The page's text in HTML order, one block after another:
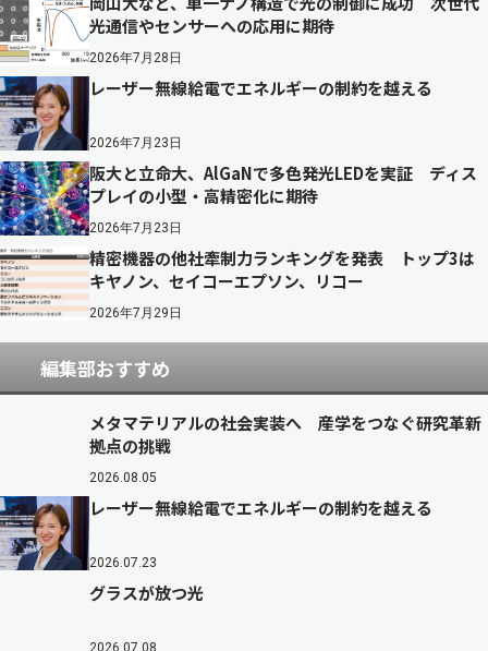
光通信やセンサーへの応用に期待
2026年7月28日
レーザー無線給電でエネルギーの制約を越える
2026年7月23日
阪大と立命大、AlGaNで多色発光LEDを実証 ディス
プレイの小型・高精密化に期待
2026年7月23日
精密機器の他社牽制力ランキングを発表 トップ3は
キヤノン、セイコーエプソン、リコー
2026年7月29日
編集部おすすめ
メタマテリアルの社会実装へ 産学をつなぐ研究革新
拠点の挑戦
2026.08.05
レーザー無線給電でエネルギーの制約を越える
2026.07.23
グラスが放つ光
2026.07.08